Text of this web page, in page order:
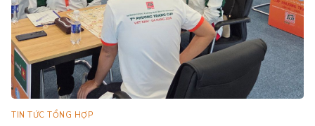
TIN TỨC TỔNG HỢP